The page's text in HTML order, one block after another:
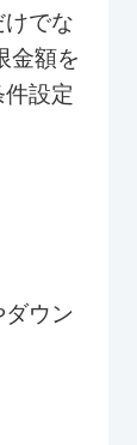
でな
金額を
設定
ウン